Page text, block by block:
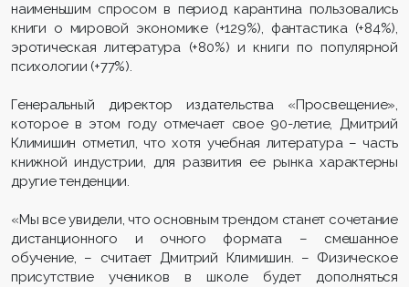
наименьшим спросом в период карантина пользовались
книги о мировой экономике (+129%), фантастика (+84%),
эротическая литература (+80%) и книги по популярной
психологии (+77%).
Генеральный директор издательства «Просвещение»,
которое в этом году отмечает свое 90-летие, Дмитрий
Климишин отметил, что хотя учебная литература – часть
книжной индустрии, для развития ее рынка характерны
другие тенденции.
«Мы все увидели, что основным трендом станет сочетание
дистанционного и очного формата – смешанное
обучение, – считает Дмитрий Климишин. – Физическое
присутствие учеников в школе будет дополняться